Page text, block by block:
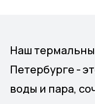
Наш
Петербурге -
воды и пара,